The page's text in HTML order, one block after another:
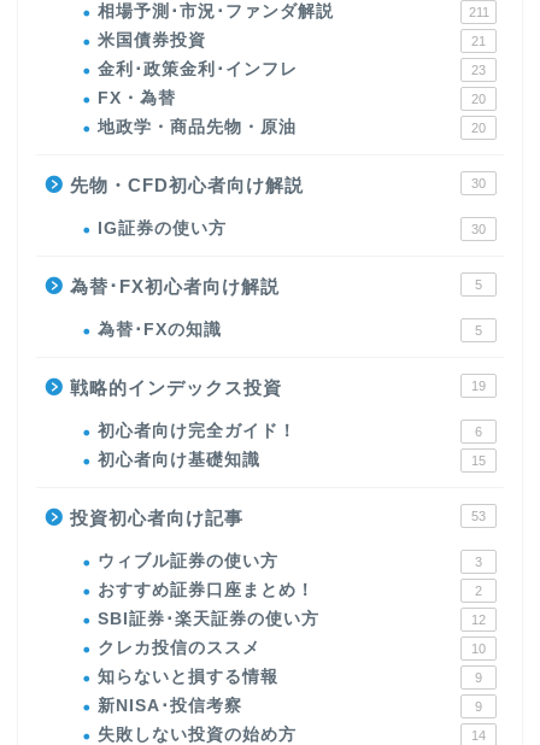
相場予測･市況･ファンダ解説 211
米国債券投資 21
金利･政策金利･インフレ 23
FX・為替 20
地政学・商品先物・原油 20
先物・CFD初心者向け解説 30
IG証券の使い方 30
為替･FX初心者向け解説 5
為替･FXの知識 5
戦略的インデックス投資 19
初心者向け完全ガイド！ 6
初心者向け基礎知識 15
投資初心者向け記事 53
ウィブル証券の使い方 3
おすすめ証券口座まとめ！ 2
SBI証券･楽天証券の使い方 12
クレカ投信のススメ 10
知らないと損する情報 9
新NISA･投信考察 9
失敗しない投資の始め方 14